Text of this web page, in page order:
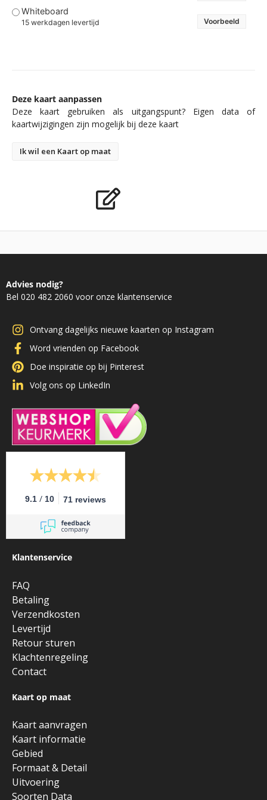
Whiteboard
15 werkdagen levertijd Voorbeeld
Deze kaart aanpassen
Deze kaart gebruiken als uitgangspunt? Eigen data of
kaartwijzigingen zijn mogelijk bij deze kaart
Ik wil een Kaart op maat
Advies nodig?
Bel 020 482 2060 voor onze klantenservice
Ontvang dagelijks nieuwe kaarten op Instagram
Word vrienden op Facebook
Doe inspiratie op bij Pinterest
Volg ons op LinkedIn
9.1 / 10 71 reviews
Klantenservice
FAQ
Betaling
Verzendkosten
Levertijd
Retour sturen
Klachtenregeling
Contact
Kaart op maat
Kaart aanvragen
Kaart informatie
Gebied
Formaat & Detail
Uitvoering
Soorten Data